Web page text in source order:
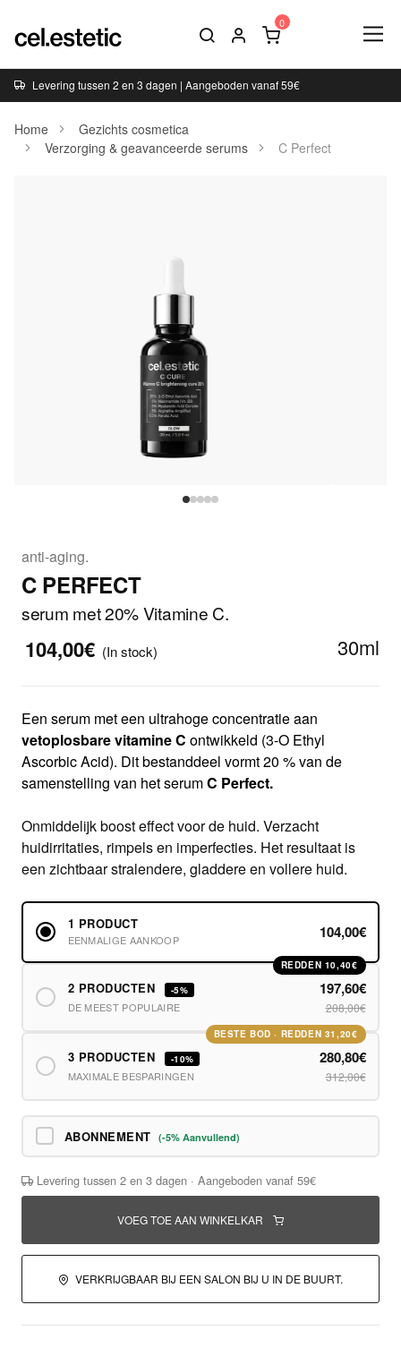
Levering tussen 2 en 3 dagen | Aangeboden vanaf 59€
Home
Gezichts cosmetica
Verzorging & geavanceerde serums
C Perfect
anti-aging.
C PERFECT
serum met 20% Vitamine C.
104,00€ 30ml
(In stock)
Een serum met een ultrahoge concentratie aan
vetoplosbare vitamine C ontwikkeld (3-O Ethyl
Ascorbic Acid). Dit bestanddeel vormt 20 % van de
samenstelling van het serumC Perfect.
Onmiddelijk boost effect voor de huid. Verzacht
huidirritaties, rimpels en imperfecties. Het resultaat is
een zichtbaar stralendere, gladdere en vollere huid.
1 PRODUCT
EENMALIGE AANKOOP 104,00€
REDDEN 10,40€
2 PRODUCTEN -5%
DE MEEST POPULAIRE
197,60€
208,00€
BESTE BOD · REDDEN 31,20€
3 PRODUCTEN -10%
MAXIMALE BESPARINGEN
280,80€
312,00€
ABONNEMENT (-5% Aanvullend)
Levering tussen 2 en 3 dagen · Aangeboden vanaf 59€
VOEG TOE AAN WINKELKAR
VERKRIJGBAAR BIJ EEN SALON BIJ U IN DE BUURT.